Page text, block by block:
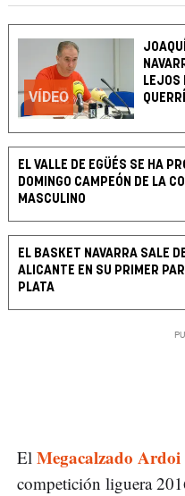
VÍDEO
LEJOS
EL VALLE DE EGÜÉS SE HA
DOMINGO CAMPEÓN DE LA
MASCULINO
EL BASKET NAVARRA SALE
ALICANTE EN SU PRIMER
PLATA
El Megacalzado Ardoi
competición liguera